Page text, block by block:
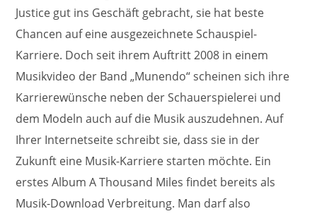
Justice gut ins Geschäft gebracht, sie hat beste
Chancen auf eine ausgezeichnete Schauspiel-
Karriere. Doch seit ihrem Auftritt 2008 in einem
Musikvideo der Band „Munendo“ scheinen sich ihre
Karrierewünsche neben der Schauerspielerei und
dem Modeln auch auf die Musik auszudehnen. Auf
Ihrer Internetseite schreibt sie, dass sie in der
Zukunft eine Musik-Karriere starten möchte. Ein
erstes Album A Thousand Miles findet bereits als
Musik-Download Verbreitung. Man darf also